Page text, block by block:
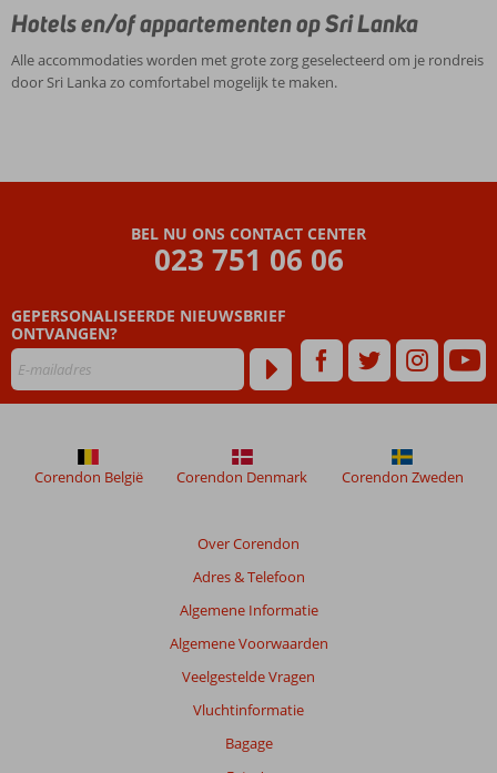
Hotels en/of appartementen op Sri Lanka
Alle accommodaties worden met grote zorg geselecteerd om je rondreis
door Sri Lanka zo comfortabel mogelijk te maken.
BEL NU ONS CONTACT CENTER
023 751 06 06
GEPERSONALISEERDE NIEUWSBRIEF
ONTVANGEN?
Over Corendon
Adres & Telefoon
Algemene Informatie
Algemene Voorwaarden
Veelgestelde Vragen
Vluchtinformatie
Bagage
Corendon België Corendon Denmark Corendon Zweden